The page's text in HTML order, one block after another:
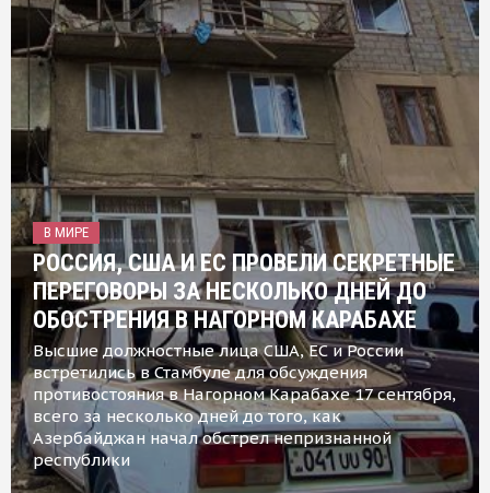
В МИРЕ
РОССИЯ, США И ЕС ПРОВЕЛИ СЕКРЕТНЫЕ
ПЕРЕГОВОРЫ ЗА НЕСКОЛЬКО ДНЕЙ ДО
ОБОСТРЕНИЯ В НАГОРНОМ КАРАБАХЕ
Высшие должностные лица США, ЕС и России
встретились в Стамбуле для обсуждения
противостояния в Нагорном Карабахе 17 сентября,
всего за несколько дней до того, как
Азербайджан начал обстрел непризнанной
республики